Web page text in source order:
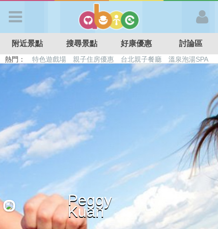
APP登入
首 頁
搜尋景點
好康優惠
最新留言
附近景點 搜尋景點 好康優惠 討論區
熱門： 特色遊戲場 親子住房優惠 台北親子餐廳
溫泉泡湯SPA
溜滑梯民宿
觀光工廠 日本親子景點
Peggy
Kuan